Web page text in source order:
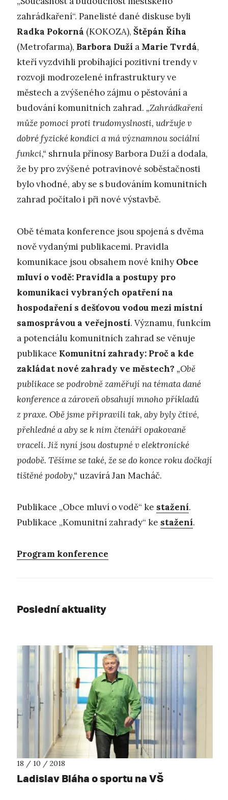
zahrádkaření“. Panelisté dané diskuse byli
Radka Pokorná (KOKOZA), Štěpán Říha
(Metrofarma), Barbora Duží a Marie Tvrdá,
kteří vyzdvihli probíhající pozitivní trendy v
rozvoji modrozelené infrastruktury ve
městech a zvýšeného zájmu o pěstování a
budování komunitních zahrad. „Zahrádkaření
může pomoci proti trudomyslnosti, udržuje v
dobré fyzické kondici a má významnou sociální
funkci,“ shrnula přínosy Barbora Duží a dodala,
že by pro zvýšené potravinové soběstačnosti
bylo vhodné, aby se s budováním komunitních
zahrad počítalo i při nové výstavbě.
Obě témata konference jsou spojená s dvěma
nově vydanými publikacemi. Pravidla
komunikace jsou obsahem nové knihy Obce
mluví o vodě: Pravidla a postupy pro
komunikaci vybraných opatření na
hospodaření s dešťovou vodou mezi místní
samosprávou a veřejností. Významu, funkcím
a potenciálu komunitních zahrad se věnuje
publikace Komunitní zahrady: Proč a kde
zakládat nové zahrady ve městech? „Obě
publikace se podrobně zaměřují na témata dané
konference a zároveň obsahují mnoho příkladů
z praxe. Obě jsme připravili tak, aby byly čtivé,
přehledné a aby se k nim čtenáři opakovaně
vraceli. Již nyní jsou dostupné v elektronické
podobě. Těšíme se také, že se do konce roku dočkají
tištěné podoby,“ uzavírá Jan Macháč.
Publikace „Obce mluví o vodě“ ke stažení.
Publikace „Komunitní zahrady“ ke stažení.
Program konference
Poslední aktuality
18 / 10 / 2018
Ladislav Bláha o sportu na VŠ